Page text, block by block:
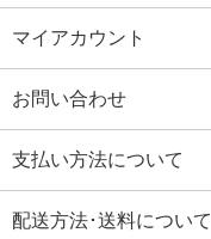
マイアカウント
お問い合わせ
支払い方法について
配送方法･送料について